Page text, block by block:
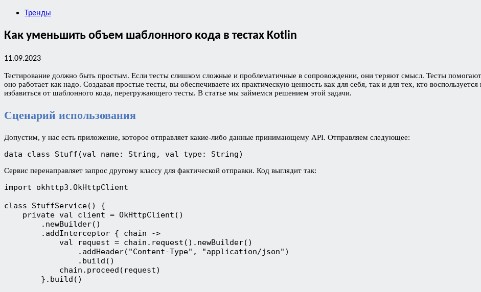
Тренды
Как уменьшить объем шаблонного кода в тестах Kotlin
11.09.2023
Тестирование должно быть простым. Если тесты слишком сложные и проблематичные в сопровождении, они теряют смысл. Тесты
оно работает как надо. Создавая простые тесты, вы обеспечиваете их практическую ценность как для себя, так и для тех, кто
избавиться от шаблонного кода, перегружающего тесты. В статье мы займемся решением этой задачи.
Сценарий использования
Допустим, у нас есть приложение, которое отправляет какие-либо данные принимающему API. Отправляем следующее:
data class Stuff(val name: String, val type: String)
Сервис перенаправляет запрос другому классу для фактической отправки. Код выглядит так:
import okhttp3.OkHttpClient
class StuffService() {
    private val client = OkHttpClient()
        .newBuilder()
        .addInterceptor { chain ->
            val request = chain.request().newBuilder()
                .addHeader("Content-Type", "application/json")
                .build()
            chain.proceed(request)
        }.build()